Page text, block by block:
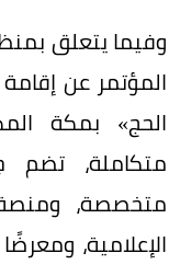
وفيما يتعلق
المؤتمر عن
الحج» بمكة
متكاملة، تضم
متخصصة، ومنصة
الإعلامية،